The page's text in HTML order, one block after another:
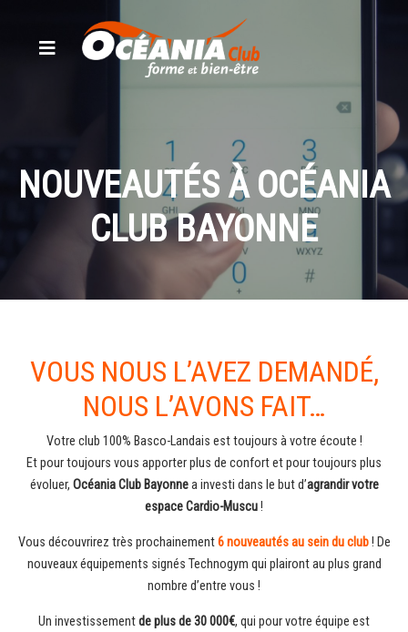
NOUVEAUTÉS À OCÉANIA
CLUB BAYONNE
VOUS NOUS L’AVEZ DEMANDÉ,
NOUS L’AVONS FAIT…
Votre club 100% Basco-Landais est toujours à votre écoute !
Et pour toujours vous apporter plus de confort et pour toujours plus
évoluer, Océania Club Bayonnea investi dans le but d’agrandir votre
espace Cardio-Muscu!
Vous découvrirez très prochainement6 nouveautés au sein du club! De
nouveaux équipements signés Technogym qui plairont au plus grand
nombre d’entre vous !
Un investissementde plus de 30 000€, qui pour votre équipe est